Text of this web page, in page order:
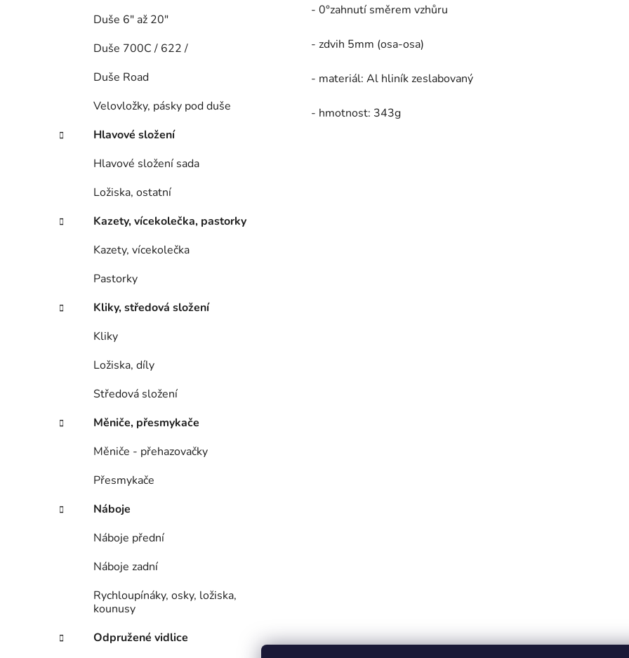
Duše 6" až 20"
Duše 700C / 622 /
Duše Road
Velovložky, pásky pod duše
Hlavové složení
Hlavové složení sada
Ložiska, ostatní
Kazety, vícekolečka, pastorky
Kazety, vícekolečka
Pastorky
Kliky, středová složení
Kliky
Ložiska, díly
Středová složení
Měniče, přesmykače
Měniče - přehazovačky
Přesmykače
Náboje
Náboje přední
Náboje zadní
Rychloupínáky, osky, ložiska,
kounusy
Odpružené vidlice
- 0°zahnutí směrem vzhůru
- zdvih 5mm (osa-osa)
- materiál: Al hliník zeslabovaný
- hmotnost: 343g